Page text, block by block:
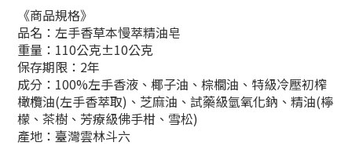
《商品規格》
品名：左手香草本慢萃精油皂
重量：110公克±10公克
保存期限：2年
成分：100%左手香液、椰子油、棕櫚油、特級冷壓初榨
橄欖油(左手香萃取)、芝麻油、試藥級氫氧化鈉、精油(檸
檬、茶樹、芳療級佛手柑、雪松)
產地：臺灣雲林斗六